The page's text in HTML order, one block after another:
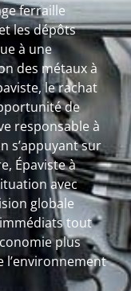
ferraille
les dépôts
à une
des métaux à
le rachat
de
responsable à
s’appuyant sur
Épaviste à
avec
globale
tout
plus
l’environnement